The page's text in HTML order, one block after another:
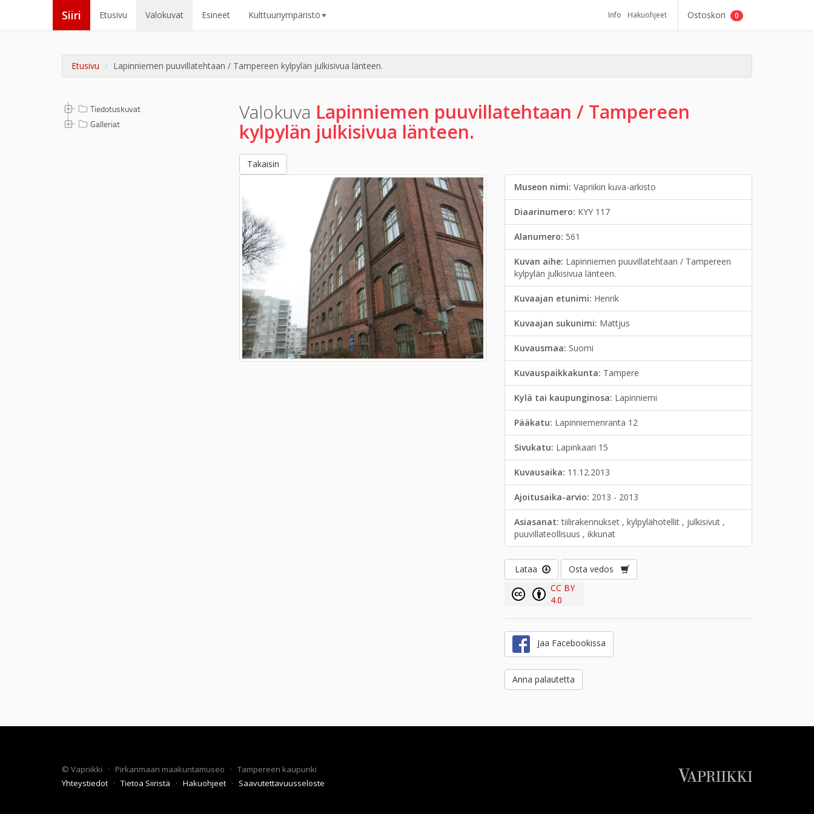
Siiri Etusivu Valokuvat Esineet Kulttuuriympäristö Info Hakuohjeet Ostoskori 0
Etusivu Lapinniemen puuvillatehtaan / Tampereen kylpylän julkisivua länteen.
Tiedotuskuvat
Galleriat
Valokuva Lapinniemen puuvillatehtaan / Tampereen
kylpylän julkisivua länteen.
Takaisin
Museon nimi:Vapriikin kuva-arkisto
Diaarinumero: KYY 117
Alanumero: 561
Kuvan aihe: Lapinniemen puuvillatehtaan / Tampereen
kylpylän julkisivua länteen.
Kuvaajan etunimi: Henrik
Kuvaajan sukunimi: Mattjus
Kuvausmaa: Suomi
Kuvauspaikkakunta: Tampere
Kylä tai kaupunginosa: Lapinniemi
Pääkatu: Lapinniemenranta 12
Sivukatu: Lapinkaari 15
Kuvausaika: 11.12.2013
Ajoitusaika-arvio: 2013 - 2013
Asiasanat:tiilirakennukset , kylpylähotellit , julkisivut ,
puuvillateollisuus , ikkunat
Lataa
Osta vedos
CC BY
4.0
Jaa Facebookissa
Anna palautetta
© Vapriikki · Pirkanmaan maakuntamuseo · Tampereen kaupunki
Yhteystiedot · Tietoa Siiristä · Hakuohjeet · Saavutettavuusseloste